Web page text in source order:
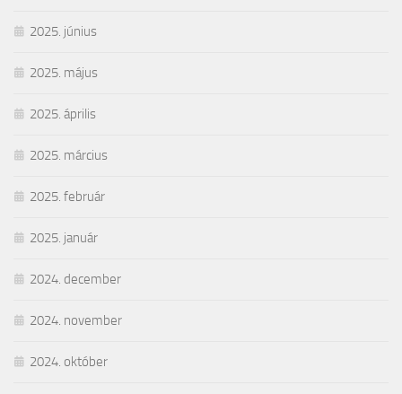
2025. június
2025. május
2025. április
2025. március
2025. február
2025. január
2024. december
2024. november
2024. október